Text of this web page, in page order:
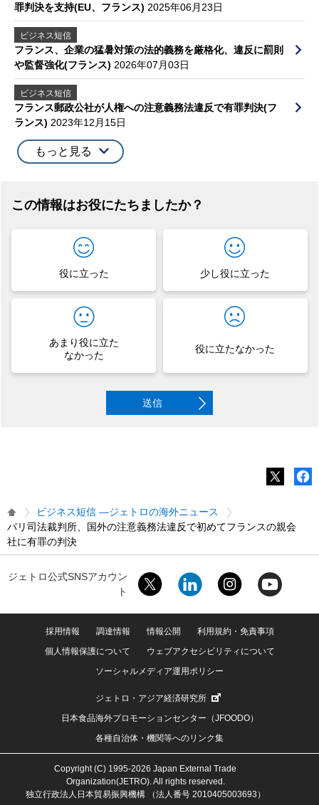
罪判決を支持(EU、フランス) 2025年06月23日
ビジネス短信
フランス、企業の猛暑対策の法的義務を厳格化、違反に罰則
や監督強化(フランス) 2026年07月03日
ビジネス短信
フランス郵政公社が人権への注意義務法違反で有罪判決(フ
ランス) 2023年12月15日
もっと見る
この情報はお役にたちましたか？
役に立った 少し役に立った
あまり役に立た
なかった
役に立たなかった
送信
ビジネス短信 ―ジェトロの海外ニュース
パリ司法裁判所、国外の注意義務法違反で初めてフランスの親会
社に有罪の判決
ジェトロ公式SNSアカウン
ト
採用情報 調達情報 情報公開
利用規約・免責事項
個人情報保護について
ウェブアクセシビリティについて
ソーシャルメディア運用ポリシー
ジェトロ・アジア経済研究所
日本食品海外プロモーションセンター（JFOODO）
各種自治体・機関等へのリンク集
Copyright (C) 1995-2026 Japan External Trade
Organization(JETRO). All rights reserved.
独立行政法人日本貿易振興機構 （法人番号 2010405003693）